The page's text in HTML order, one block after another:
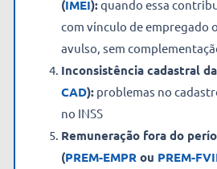
(IMEI):quando essa
com vínculo de empregado
avulso, sem
Inconsistência cadastral
CAD): problemas no
no INSS
Remuneração fora do
(PREM-EMPR ou PREM-